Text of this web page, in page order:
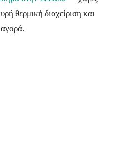
θερμική διαχείριση και